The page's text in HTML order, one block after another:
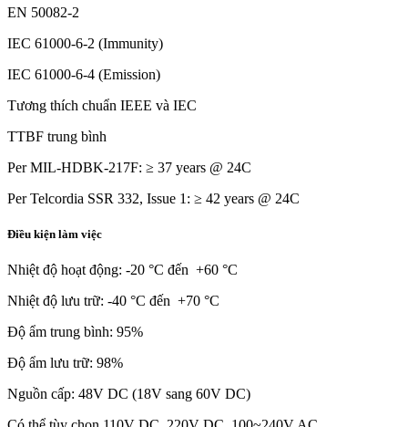
EN 50082-2
IEC 61000-6-2 (Immunity)
IEC 61000-6-4 (Emission)
Tương thích chuẩn IEEE và IEC
TTBF trung bình
Per MIL-HDBK-217F: ≥ 37 years @ 24C
Per Telcordia SSR 332, Issue 1: ≥ 42 years @ 24C
Điều kiện làm việc
Nhiệt độ hoạt động: -20 °C đến +60 °C
Nhiệt độ lưu trữ: -40 °C đến +70 °C
Độ ẩm trung bình: 95%
Độ ẩm lưu trữ: 98%
Nguồn cấp: 48V DC (18V sang 60V DC)